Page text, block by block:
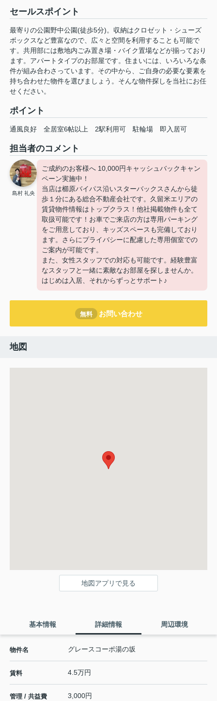
セールスポイント
最寄りの公園野中公園(徒歩5分)。収納はクロゼット・シューズ
ボックスなど豊富なので、広々と空間を利用することも可能で
す。共用部には敷地内ごみ置き場・バイク置場などが揃っており
ます。アパートタイプのお部屋です。住まいには、いろいろな条
件が組み合わさっています。その中から、ご自身の必要な要素を
持ち合わせた物件を選びましょう。そんな物件探しを当社にお任
せください。
ポイント
通風良好 全居室6帖以上 2駅利用可 駐輪場 即入居可
担当者のコメント
島村 礼央
ご成約のお客様へ 10,000円キャッシュバックキャン
ペーン実施中！
当店は櫛原バイパス沿いスターバックスさんから徒
歩１分にある総合不動産会社です。久留米エリアの
賃貸物件情報はトップクラス！他社掲載物件も全て
取扱可能です！お車でご来店の方は専用パーキング
をご用意しており、キッズスペースも完備しており
ます。さらにプライバシーに配慮した専用個室での
ご案内が可能です。
また、女性スタッフでの対応も可能です。経験豊富
なスタッフと一緒に素敵なお部屋を探しませんか。
はじめは入居、それからずっとサポート♪
無料 お問い合わせ
地図
地図アプリで見る
基本情報 詳細情報 周辺環境
物件名 グレースコーポ湯の坂
賃料 4.5万円
管理 / 共益費 3,000円